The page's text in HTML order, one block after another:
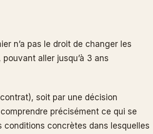
n’a pas le droit de changer les
aller jusqu’à 3 ans
soit par une décision
précisément ce qui se
conditions concrètes dans lesquelles